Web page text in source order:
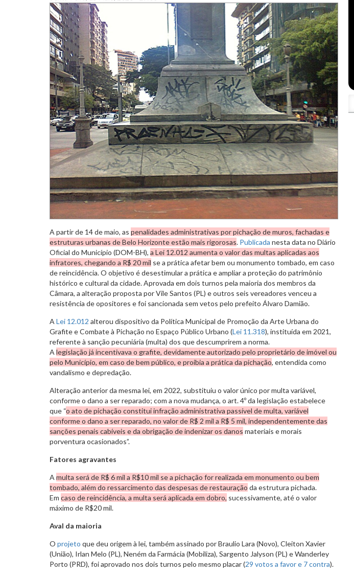
A partir de 14 de maio, as penalidades administrativas por pichação de muros, fachadas e
estruturas urbanas de Belo Horizonte estão mais rigorosas. Publicada nesta data no Diário
Oficial do Município (DOM-BH), a Lei 12.012 aumenta o valor das multas aplicadas aos
infratores, chegando a R$ 20 mil se a prática afetar bem ou monumento tombado, em caso
de reincidência. O objetivo é desestimular a prática e ampliar a proteção do patrimônio
histórico e cultural da cidade. Aprovada em dois turnos pela maioria dos membros da
Câmara, a alteração proposta por Vile Santos (PL) e outros seis vereadores venceu a
resistência de opositores e foi sancionada sem vetos pelo prefeito Álvaro Damião.
A Lei 12.012 alterou dispositivo da Política Municipal de Promoção da Arte Urbana do
Grafite e Combate à Pichação no Espaço Público Urbano (Lei 11.318), instituída em 2021,
referente à sanção pecuniária (multa) dos que descumprirem a norma.
A legislação já incentivava o grafite, devidamente autorizado pelo proprietário de imóvel ou
pelo Município, em caso de bem público, e proibia a prática da pichação, entendida como
vandalismo e depredação.
Alteração anterior da mesma lei, em 2022, substituiu o valor único por multa variável,
conforme o dano a ser reparado; com a nova mudança, o art. 4º da legislação estabelece
que “o ato de pichação constitui infração administrativa passível de multa, variável
conforme o dano a ser reparado, no valor de R$ 2 mil a R$ 5 mil, independentemente das
sanções penais cabíveis e da obrigação de indenizar os danos materiais e morais
porventura ocasionados”.
Fatores agravantes
A multa será de R$ 6 mil a R$10 mil se a pichação for realizada em monumento ou bem
tombado, além do ressarcimento das despesas de restauração da estrutura pichada.
Em caso de reincidência, a multa será aplicada em dobro, sucessivamente, até o valor
máximo de R$20 mil.
Aval da maioria
O projeto que deu origem à lei, também assinado por Braulio Lara (Novo), Cleiton Xavier
(União), Irlan Melo (PL), Neném da Farmácia (Mobiliza), Sargento Jalyson (PL) e Wanderley
Porto (PRD), foi aprovado nos dois turnos pelo mesmo placar (29 votos a favor e 7 contra).